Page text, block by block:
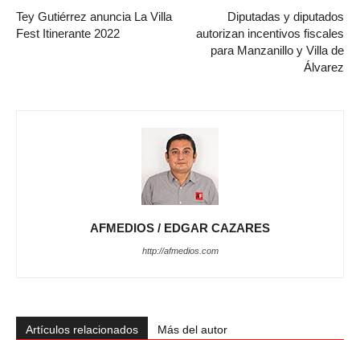
Tey Gutiérrez anuncia La Villa
Fest Itinerante 2022
Diputadas y diputados
autorizan incentivos fiscales
para Manzanillo y Villa de
Álvarez
AFMEDIOS / EDGAR CAZARES
http://afmedios.com
Artículos relacionados Más del autor